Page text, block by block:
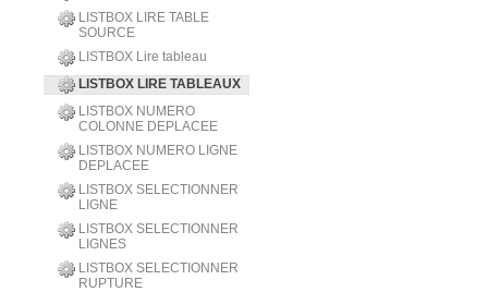
LISTBOX LIRE TABLE
SOURCE
LISTBOX Lire tableau
LISTBOX LIRE TABLEAUX
LISTBOX NUMERO
COLONNE DEPLACEE
LISTBOX NUMERO LIGNE
DEPLACEE
LISTBOX SELECTIONNER
LIGNE
LISTBOX SELECTIONNER
LIGNES
LISTBOX SELECTIONNER
RUPTURE